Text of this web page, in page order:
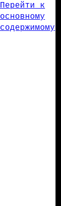
Перейти к
основному
содержимому